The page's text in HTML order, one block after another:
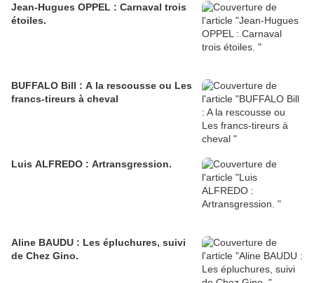
Jean-Hugues OPPEL : Carnaval trois
étoiles.
BUFFALO Bill : A la rescousse ou Les
francs-tireurs à cheval
Luis ALFREDO : Artransgression.
Aline BAUDU : Les épluchures, suivi
de Chez Gino.